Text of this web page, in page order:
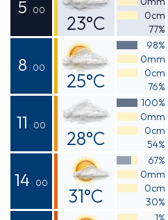
5 : 00
23°C
Odczuwalna
23°C
0cm
77%
8 : 00
25°C
Odczuwalna
26°C
98%
0mm
0cm
76%
11 : 00
28°C
Odczuwalna
29°C
100%
0mm
0cm
54%
14 : 00
31°C
Odczuwalna
67%
0mm
0cm
30%